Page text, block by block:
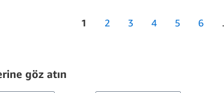
1 2 3 4 5 6
göz atın